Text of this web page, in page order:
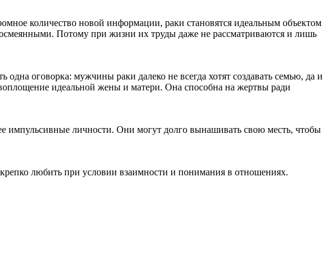
количество новой информации, раки становятся идеальным объектом
осмеянными. Потому при жизни их труды даже не рассматриваются и лишь
оговорка: мужчины раки далеко не всегда хотят создавать семью, да и
идеальной жены и матери. Она способна на жертвы ради
импульсивные личности. Они могут долго вынашивать свою месть, чтобы
любить при условии взаимности и понимания в отношениях.